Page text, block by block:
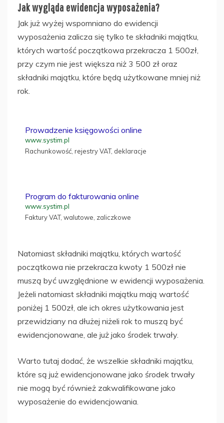
Jak wygląda ewidencja wyposażenia?
Jak już wyżej wspomniano do ewidencji
wyposażenia zalicza się tylko te składniki majątku,
których wartość początkowa przekracza 1 500zł,
przy czym nie jest większa niż 3 500 zł oraz
składniki majątku, które będą użytkowane mniej niż
rok.
Prowadzenie księgowości online
www.systim.pl
Rachunkowość, rejestry VAT, deklaracje
Program do fakturowania online
www.systim.pl
Faktury VAT, walutowe, zaliczkowe
Natomiast składniki majątku, których wartość
początkowa nie przekracza kwoty 1 500zł nie
muszą być uwzględnione w ewidencji wyposażenia.
Jeżeli natomiast składniki majątku mają wartość
poniżej 1 500zł, ale ich okres użytkowania jest
przewidziany na dłużej niżeli rok to muszą być
ewidencjonowane, ale już jako środek trwały.
Warto tutaj dodać, że wszelkie składniki majątku,
które są już ewidencjonowane jako środek trwały
nie mogą być również zakwalifikowane jako
wyposażenie do ewidencjowania.